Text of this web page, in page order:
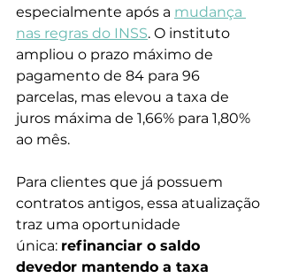
especialmente após a mudança
nas regras do INSS. O instituto
ampliou o prazo máximo de
pagamento de 84 para 96
parcelas, mas elevou a taxa de
juros máxima de 1,66% para 1,80%
ao mês.
Para clientes que já possuem
contratos antigos, essa atualização
traz uma oportunidade
única: refinanciar o saldo
devedor mantendo a taxa